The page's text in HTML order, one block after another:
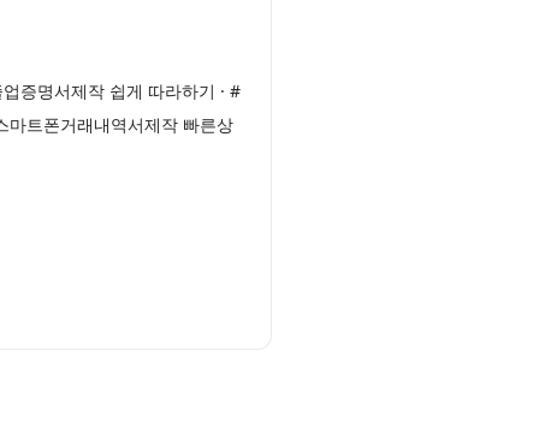
증명서제작 쉽게 따라하기 · #
마트폰거래내역서제작 빠른상